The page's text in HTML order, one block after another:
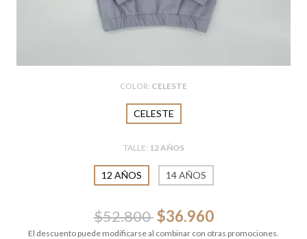
COLOR: CELESTE
CELESTE
TALLE: 12 AÑOS
12 AÑOS 14 AÑOS
$52.800 $36.960
El descuento puede modificarse al combinar con otras promociones.